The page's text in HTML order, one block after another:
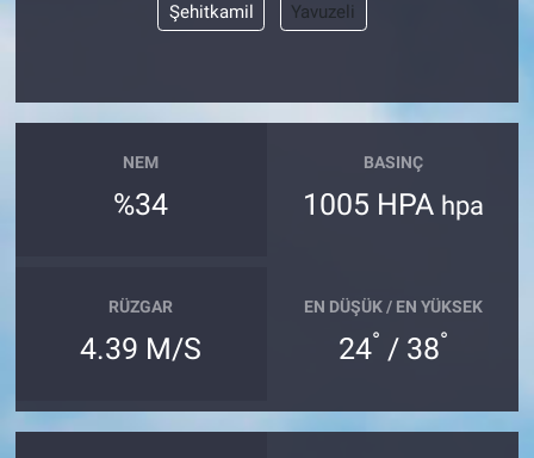
Şehitkamil Yavuzeli
NEM
%34
BASINÇ
1005 HPA hpa
RÜZGAR
4.39 M/S
EN DÜŞÜK / EN YÜKSEK
24° / 38°